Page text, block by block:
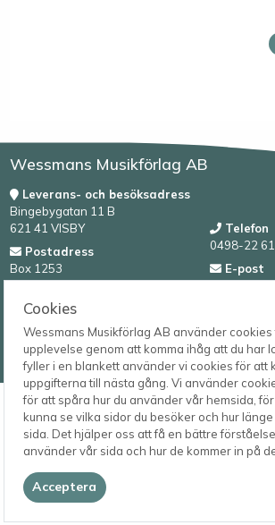
Cookies
Wessmans Musikförlag AB använder
upplevelse genom att komma ihåg att du har
fyller i en blankett använder vi cookies för att
uppgifterna till nästa gång. Vi använder
för att spåra hur du använder vår hemsida,
kunna se vilka sidor du besöker och hur
sida. Det hjälper oss att få en bättre
använder vår sida och hur de kommer in på
Acceptera
Wessmans Musikförlag AB
Leverans- och besöksadress
Bingebygatan 11 B
621 41 VISBY
Postadress
Box 1253
621 23 VISBY
Telefon
0498-22
E-post
Wessmans Musikförlag AB
2026.4.1.22754